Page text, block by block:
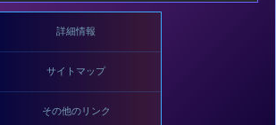
詳細情報
サイトマップ
その他のリンク